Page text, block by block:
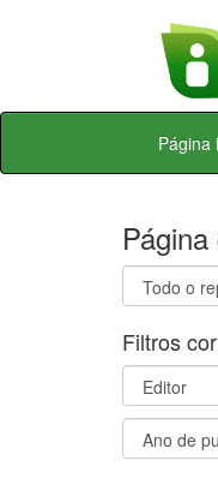
Skip
Página
Filtros